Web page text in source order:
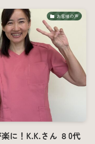
お客様の声
に！K.K.さん ８0代